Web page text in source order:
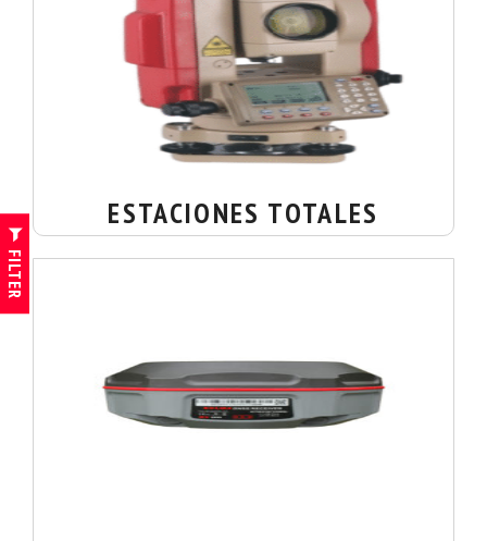
ESTACIONES TOTALES
FILTER